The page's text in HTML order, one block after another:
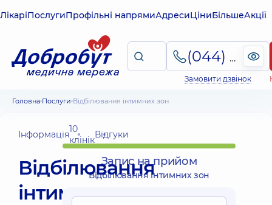
ЛікаріПослугиПрофільні напрямиАдресиЦіниБільшеАкції
(044) 495-2-888
Замовити дзвінок
Головна Послуги Відбілювання інтимних зон
Інформація10
клінікВідгуки
Відбілювання
інтимних
Запис на прийом
Відбілювання інтимних зон